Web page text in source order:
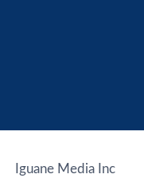
Iguane Media Inc